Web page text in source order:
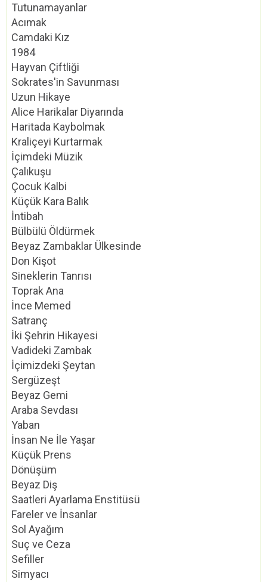
Tutunamayanlar
Acımak
Camdaki Kız
1984
Hayvan Çiftliği
Sokrates'in Savunması
Uzun Hikaye
Alice Harikalar Diyarında
Haritada Kaybolmak
Kraliçeyi Kurtarmak
İçimdeki Müzik
Çalıkuşu
Çocuk Kalbi
Küçük Kara Balık
İntibah
Bülbülü Öldürmek
Beyaz Zambaklar Ülkesinde
Don Kişot
Sineklerin Tanrısı
Toprak Ana
İnce Memed
Satranç
İki Şehrin Hikayesi
Vadideki Zambak
İçimizdeki Şeytan
Sergüzeşt
Beyaz Gemi
Araba Sevdası
Yaban
İnsan Ne İle Yaşar
Küçük Prens
Dönüşüm
Beyaz Diş
Saatleri Ayarlama Enstitüsü
Fareler ve İnsanlar
Sol Ayağım
Suç ve Ceza
Sefiller
Simyacı